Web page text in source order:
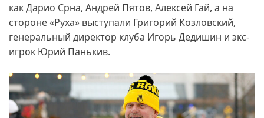
как Дарио Срна, Андрей Пятов, Алексей Гай, а на
стороне «Руха» выступали Григорий Козловский,
генеральный директор клуба Игорь Дедишин и экс-
игрок Юрий Панькив.